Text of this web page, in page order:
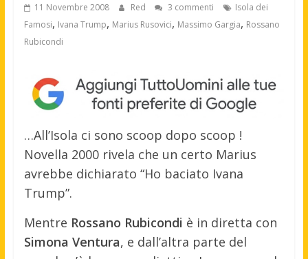
11 Novembre 2008 Red 3 commenti
Isola dei
Famosi, Ivana Trump, Marius Rusovici, Massimo Gargia, Rossano
Rubicondi
…All’Isola ci sono scoop dopo scoop !
Novella 2000 rivela che un certo Marius
avrebbe dichiarato “Ho baciato Ivana
Trump”.
Mentre Rossano Rubicondi è in diretta con
Simona Ventura, e dall’altra parte del